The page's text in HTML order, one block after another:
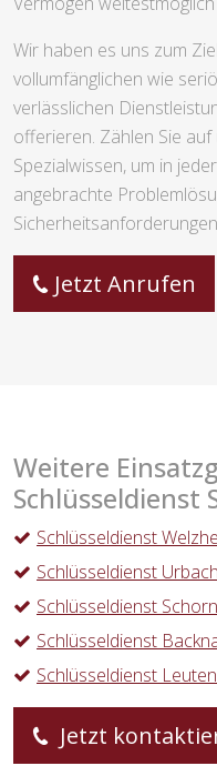
Wir haben es uns zum
vollumfänglichen wie
verlässlichen
offerieren. Zählen Sie
Spezialwissen, um in
angebrachte
Jetzt Anrufen
Weitere
Schlüsseldienst
Schlüsseldienst
Schlüsseldienst Urbach
Schlüsseldienst
Schlüsseldienst
Schlüsseldienst
Jetzt